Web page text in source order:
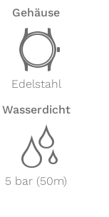
Gehäuse
w
Edelstahl
Wasserdicht
z
5 bar (50m)